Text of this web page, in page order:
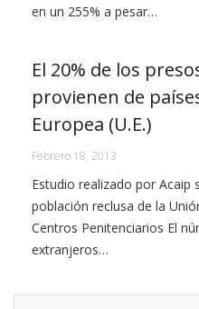
en un 255% a pesar…
El 20% de los
provienen de
Europea (U.E.)
Febrero 18, 2013
Estudio realizado por Acaip
población reclusa de la
Centros Penitenciarios El
extranjeros…